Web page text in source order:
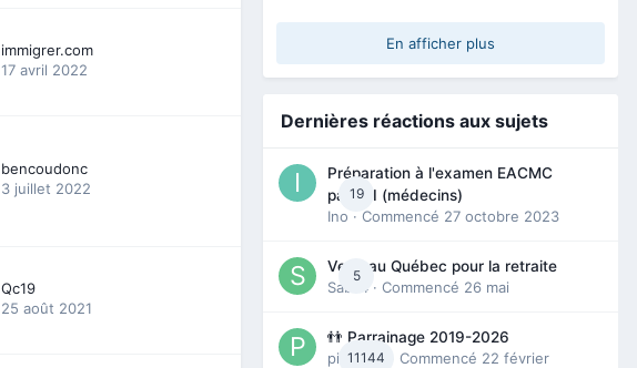
immigrer.com
17 avril 2022
bencoudonc
3 juillet 2022
Qc19
25 août 2021
En afficher plus
Dernières réactions aux sujets
19
Préparation à l'examen EACMC
partie I (médecins)
Ino · Commencé 27 octobre 2023
5
Venir au Québec pour la retraite
Sab74 · Commencé 26 mai
11144
👬 Parrainage 2019-2026
piinoush
· Commencé 22 février